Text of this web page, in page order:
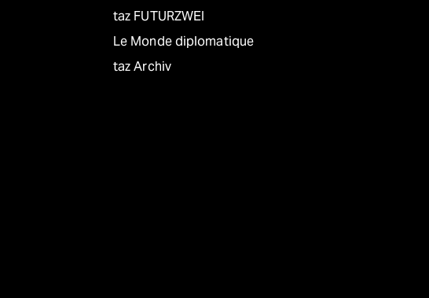
taz FUTURZWEI
Le Monde diplomatique
taz Archiv